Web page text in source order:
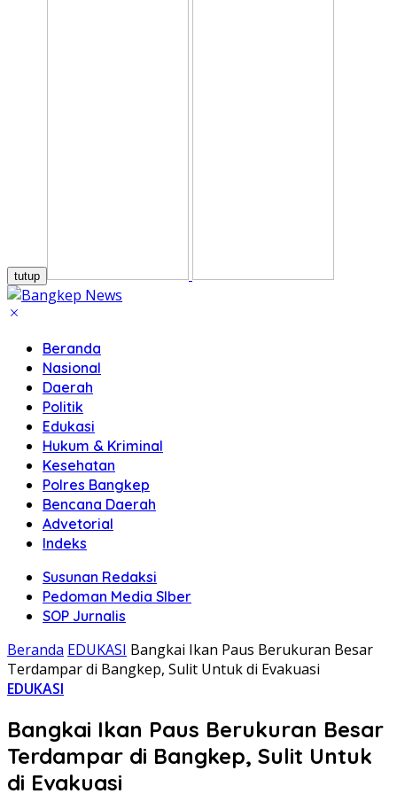
tutup
Beranda
Nasional
Daerah
Politik
Edukasi
Hukum & Kriminal
Kesehatan
Polres Bangkep
Bencana Daerah
Advetorial
Indeks
Susunan Redaksi
Pedoman Media SIber
SOP Jurnalis
Beranda EDUKASI Bangkai Ikan Paus Berukuran Besar
Terdampar di Bangkep, Sulit Untuk di Evakuasi
EDUKASI
Bangkai Ikan Paus Berukuran Besar
Terdampar di Bangkep, Sulit Untuk
di Evakuasi